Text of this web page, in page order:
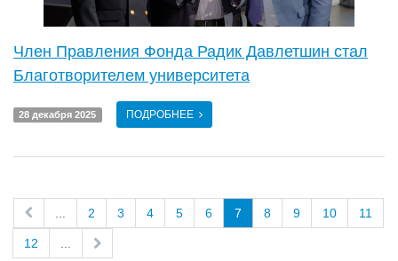
Член Правления Фонда Радик Давлетшин стал
Благотворителем университета
28 декабря 2025 ПОДРОБНЕЕ
2 3 4 5 6 7 8 9 10 11
12